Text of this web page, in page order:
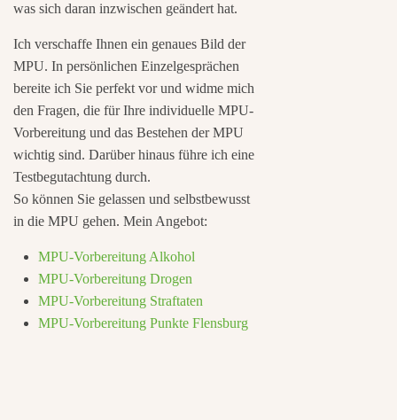
was sich daran inzwischen geändert hat.
Ich verschaffe Ihnen ein genaues Bild der
MPU. In persönlichen Einzelgesprächen
bereite ich Sie perfekt vor und widme mich
den Fragen, die für Ihre individuelle MPU-
Vorbereitung und das Bestehen der MPU
wichtig sind. Darüber hinaus führe ich eine
Testbegutachtung durch.
So können Sie gelassen und selbstbewusst
in die MPU gehen. Mein Angebot:
MPU-Vorbereitung Alkohol
MPU-Vorbereitung Drogen
MPU-Vorbereitung Straftaten
MPU-Vorbereitung Punkte Flensburg